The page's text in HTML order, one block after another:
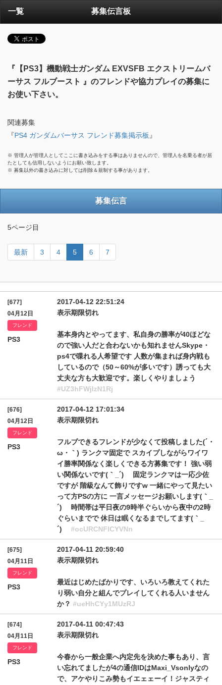
一覧 募集伝言板
『【PS3】機動戦士ガンダム EXVSFB エクストリームバ
ーサス フルブースト 』のフレンドや協力プレイの募集に
お使い下さい。
関連募集
『PS4 ガンダムバーサス フレンド募集掲示板 』
※ 管理人が管理人としてここに書き込みをする事はありませんので、管理人を名乗る者が居
たとしても信用しないようにお願い致します。
※ 募集以外の書き込みに対しては削除＆規制する事があります。
募集伝言
5ページ目
最新 3 4 5 6 7
[677]
04月12日
フレンド
PS3
2017-04-12 22:51:24
表示期限切れ
基本身内とやってます、私自身の勝率が40ほどな
ので強い人だと合わないかも知れませんSkype・
ps4で喋れる人希望です 人数が集まれば身内戦も
しているので（50～60%が多いです）誘っても大
丈夫な方も大歓迎です。楽しくやりましょう
#UZ3hFWjIzN1Rj
[676]
04月12日
フレンド
PS3
2017-04-12 17:01:34
表示期限切れ
フルブできるフレンドが少なくて投稿しました(´・
ω・｀) ランクマ固定で スカイプしながらワイワ
イ勝率関係なく楽しくできる方募集です！ 強い弱
い関係ないです(｀_´)ゞ 固定ランクマは一応少佐
ですが 階級なんて飾りですw 一緒にやって見たい
って方PSの方に 一言メッセージお願いします(｀_
´)ゞ 時間帯は平日夜の9時半ぐらいから夜中の2時
ぐらいまでで 休日は眠くなるまでしてます(｀_
´)ゞ #ocURCNFlCYVNn
[675]
04月11日
フレンド
PS3
2017-04-11 20:59:40
表示期限切れ
最近はじめたばかりです、いろいろ教えてくれた
り弱い自分と組んでプレイしてくれる人いません
か？ #ueHhCYy1MUzRJ
[674]
04月11日
フレンド
PS3
2017-04-11 00:47:43
表示期限切れ
今春から一般企業へ内定先を決めた事もあり、言
い忘れてましたが4の通信IDはMaxi_Vsonlyなの
で、アケやりこみ勢もイエェェーイ！ジャスティ